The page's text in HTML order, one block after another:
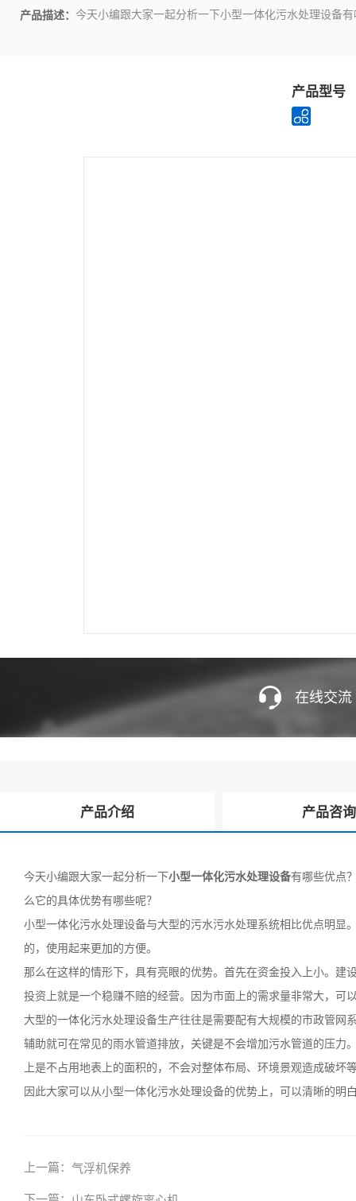
产品描述： 今天小编跟大家一起分析一下小型一体化污水处理设备
产品型号
在线交流
产品介绍 产品咨询
今天小编跟大家一起分析一下小型一体化污水处理设备有哪些优点
么它的具体优势有哪些呢？
小型一体化污水处理设备与大型的污水污水处理系统相比优点明
的，使用起来更加的方便。
那么在这样的情形下，具有亮眼的优势。首先在资金投入上小。
投资上就是一个稳赚不赔的经营。因为市面上的需求量非常大，
大型的一体化污水处理设备生产往往是需要配有大规模的市政管
辅助就可在常见的雨水管道排放，关键是不会增加污水管道的压
上是不占用地表上的面积的，不会对整体布局、环境景观造成破坏
因此大家可以从小型一体化污水处理设备的优势上，可以清晰的明
上一篇： 气浮机保养